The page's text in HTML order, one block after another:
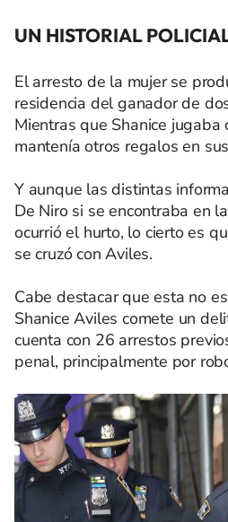
UN HISTORIAL
El arresto de la mujer se
residencia del ganador de
Mientras que Shanice jugaba
mantenía otros regalos en
Y aunque las distintas
De Niro si se encontraba en
ocurrió el hurto, lo cierto es
se cruzó con Aviles.
Cabe destacar que esta no
Shanice Aviles comete un
cuenta con 26 arrestos
penal, principalmente por